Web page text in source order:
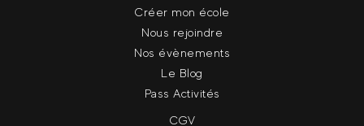
Créer mon école
Nous rejoindre
Nos évènements
Le Blog
Pass Activités
CGV